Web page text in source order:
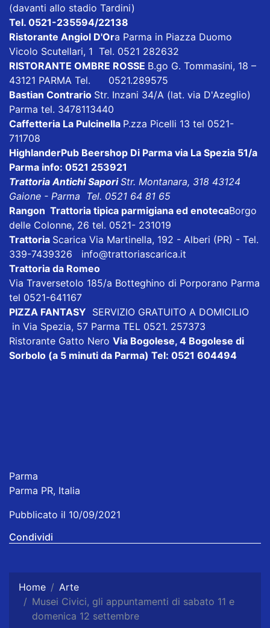
(davanti allo stadio Tardini)
Tel. 0521-235594/22138
Ristorante Angiol D'Ora Parma in Piazza Duomo
Vicolo Scutellari, 1 Tel. 0521 282632
RISTORANTE OMBRE ROSSE B.go G. Tommasini, 18 –
43121 PARMA Tel. 0521.289575
Bastian Contrario Str. Inzani 34/A (lat. via D'Azeglio)
Parma tel. 3478113440
Caffetteria La Pulcinella P.zza Picelli 13 tel 0521-
711708
HighlanderPub Beershop Di Parma via La Spezia 51/a
Parma info: 0521 253921
Trattoria Antichi SaporiStr. Montanara, 318 43124
Gaione - Parma Tel. 0521 64 81 65
Rangon Trattoria tipica parmigiana ed enotecaBorgo
delle Colonne, 26 tel. 0521- 231019
Trattoria Scarica Via Martinella, 192 - Alberi (PR) - Tel.
339-7439326 info@trattoriascarica.it
Trattoria da Romeo
Via Traversetolo 185/a Botteghino di Porporano Parma
tel 0521-641167
PIZZA FANTASY SERVIZIO GRATUITO A DOMICILIO
in Via Spezia, 57 Parma TEL 0521. 257373
Ristorante Gatto Nero Via Bogolese, 4 Bogolese di
Sorbolo (a 5 minuti da Parma) Tel: 0521 604494
Parma
Parma PR, Italia
Pubblicato il 10/09/2021
Condividi
Home
Arte
Musei Civici, gli appuntamenti di sabato 11 e
domenica 12 settembre